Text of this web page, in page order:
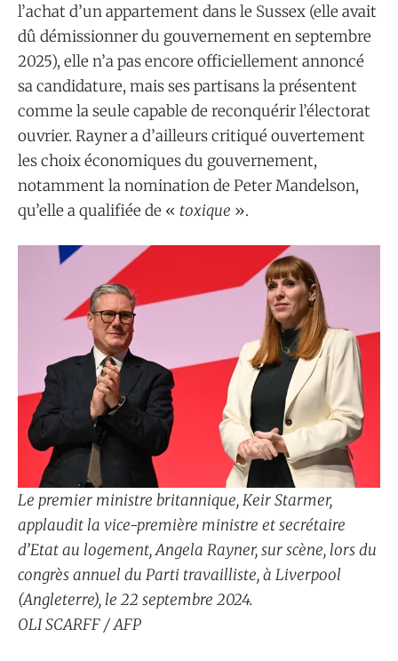
l’achat d’un appartement dans le Sussex (elle avait
dû démissionner du gouvernement en septembre
2025), elle n’a pas encore officiellement annoncé
sa candidature, mais ses partisans la présentent
comme la seule capable de reconquérir l’électorat
ouvrier. Rayner a d’ailleurs critiqué ouvertement
les choix économiques du gouvernement,
notamment la nomination de Peter Mandelson,
qu’elle a qualifiée de « toxique ».
Le premier ministre britannique, Keir Starmer,
applaudit la vice-première ministre et secrétaire
d’Etat au logement, Angela Rayner, sur scène, lors du
congrès annuel du Parti travailliste, à Liverpool
(Angleterre), le 22 septembre 2024.
OLI SCARFF / AFP